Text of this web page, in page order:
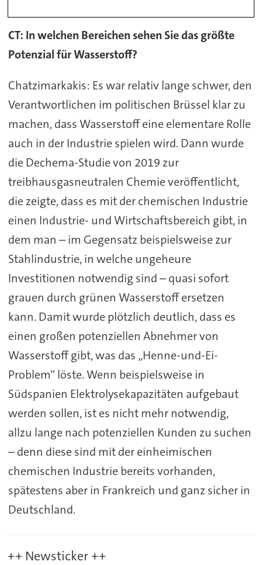
CT: In welchen Bereichen sehen Sie das größte
Potenzial für Wasserstoff?
Chatzimarkakis: Es war relativ lange schwer, den
Verantwortlichen im politischen Brüssel klar zu
machen, dass Wasserstoff eine elementare Rolle
auch in der Industrie spielen wird. Dann wurde
die Dechema-Studie von 2019 zur
treibhausgasneutralen Chemie veröffentlicht,
die zeigte, dass es mit der chemischen Industrie
einen Industrie- und Wirtschaftsbereich gibt, in
dem man – im Gegensatz beispielsweise zur
Stahlindustrie, in welche ungeheure
Investitionen notwendig sind – quasi sofort
grauen durch grünen Wasserstoff ersetzen
kann. Damit wurde plötzlich deutlich, dass es
einen großen potenziellen Abnehmer von
Wasserstoff gibt, was das „Henne-und-Ei-
Problem“ löste. Wenn beispielsweise in
Südspanien Elektrolysekapazitäten aufgebaut
werden sollen, ist es nicht mehr notwendig,
allzu lange nach potenziellen Kunden zu suchen
– denn diese sind mit der einheimischen
chemischen Industrie bereits vorhanden,
spätestens aber in Frankreich und ganz sicher in
Deutschland.
++ Newsticker ++